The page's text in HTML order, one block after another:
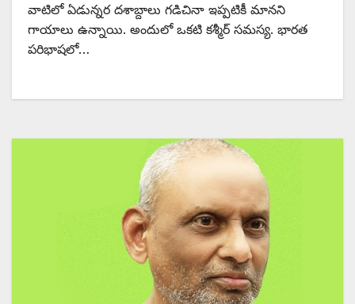
వాటిలో ఏడున్నర దశాబ్దాలు గడిచినా ఇప్పటికీ మానని
గాయాలు ఉన్నాయి. అందులో ఒకటి కశ్మీర్‌ ‌సమస్య. భారత
పరిభాషలో…